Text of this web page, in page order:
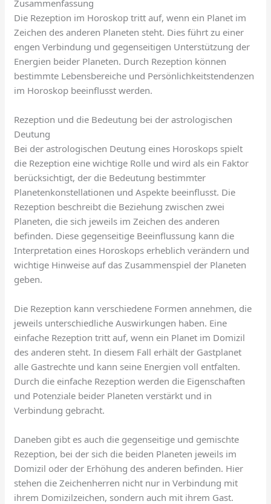
Zusammenfassung
Die Rezeption im Horoskop tritt auf, wenn ein Planet im
Zeichen des anderen Planeten steht. Dies führt zu einer
engen Verbindung und gegenseitigen Unterstützung der
Energien beider Planeten. Durch Rezeption können
bestimmte Lebensbereiche und Persönlichkeitstendenzen
im Horoskop beeinflusst werden.
Rezeption und die Bedeutung bei der astrologischen
Deutung
Bei der astrologischen Deutung eines Horoskops spielt
die Rezeption eine wichtige Rolle und wird als ein Faktor
berücksichtigt, der die Bedeutung bestimmter
Planetenkonstellationen und Aspekte beeinflusst. Die
Rezeption beschreibt die Beziehung zwischen zwei
Planeten, die sich jeweils im Zeichen des anderen
befinden. Diese gegenseitige Beeinflussung kann die
Interpretation eines Horoskops erheblich verändern und
wichtige Hinweise auf das Zusammenspiel der Planeten
geben.
Die Rezeption kann verschiedene Formen annehmen, die
jeweils unterschiedliche Auswirkungen haben. Eine
einfache Rezeption tritt auf, wenn ein Planet im Domizil
des anderen steht. In diesem Fall erhält der Gastplanet
alle Gastrechte und kann seine Energien voll entfalten.
Durch die einfache Rezeption werden die Eigenschaften
und Potenziale beider Planeten verstärkt und in
Verbindung gebracht.
Daneben gibt es auch die gegenseitige und gemischte
Rezeption, bei der sich die beiden Planeten jeweils im
Domizil oder der Erhöhung des anderen befinden. Hier
stehen die Zeichenherren nicht nur in Verbindung mit
ihrem Domizilzeichen, sondern auch mit ihrem Gast.